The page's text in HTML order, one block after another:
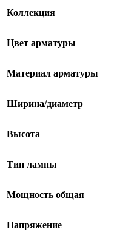
Коллекция
Цвет арматуры
Материал арматуры
Ширина/диаметр
Высота
Тип лампы
Мощность общая
Напряжение